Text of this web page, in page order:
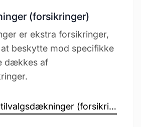
(forsikringer)
er ekstra forsikringer,
beskytte mod specifikke
dækkes af
Læs mere om tilvalgsdækninger (forsikringer) →